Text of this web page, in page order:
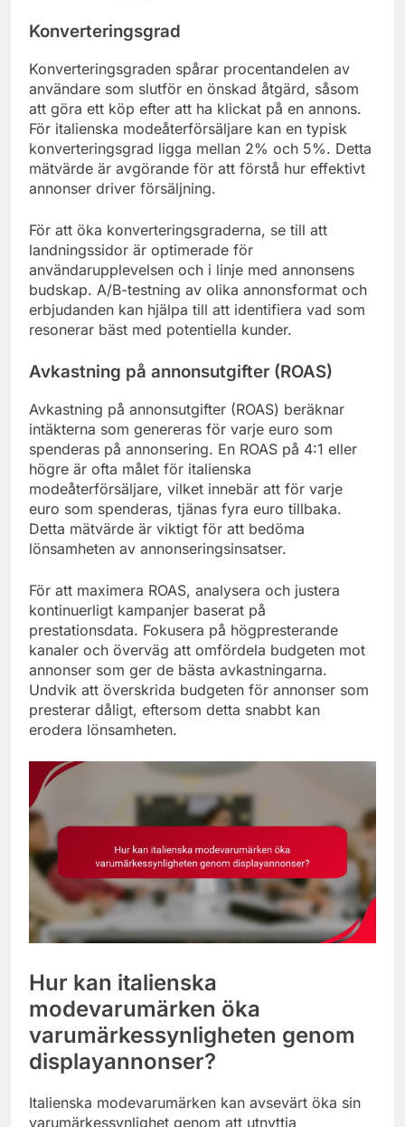
Konverteringsgrad
Konverteringsgraden spårar procentandelen av
användare som slutför en önskad åtgärd, såsom
att göra ett köp efter att ha klickat på en annons.
För italienska modeåterförsäljare kan en typisk
konverteringsgrad ligga mellan 2% och 5%. Detta
mätvärde är avgörande för att förstå hur effektivt
annonser driver försäljning.
För att öka konverteringsgraderna, se till att
landningssidor är optimerade för
användarupplevelsen och i linje med annonsens
budskap. A/B-testning av olika annonsformat och
erbjudanden kan hjälpa till att identifiera vad som
resonerar bäst med potentiella kunder.
Avkastning på annonsutgifter (ROAS)
Avkastning på annonsutgifter (ROAS) beräknar
intäkterna som genereras för varje euro som
spenderas på annonsering. En ROAS på 4:1 eller
högre är ofta målet för italienska
modeåterförsäljare, vilket innebär att för varje
euro som spenderas, tjänas fyra euro tillbaka.
Detta mätvärde är viktigt för att bedöma
lönsamheten av annonseringsinsatser.
För att maximera ROAS, analysera och justera
kontinuerligt kampanjer baserat på
prestationsdata. Fokusera på högpresterande
kanaler och överväg att omfördela budgeten mot
annonser som ger de bästa avkastningarna.
Undvik att överskrida budgeten för annonser som
presterar dåligt, eftersom detta snabbt kan
erodera lönsamheten.
Hur kan italienska
modevarumärken öka
varumärkessynligheten genom
displayannonser?
Italienska modevarumärken kan avsevärt öka sin
varumärkessynlighet genom att utnyttja